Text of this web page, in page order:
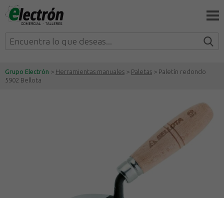
Grupo Electrón > Herramientas manuales > Paletas > Paletín redondo
5902 Bellota